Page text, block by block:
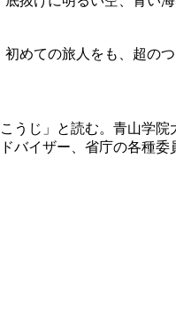
めての旅人をも、超の
うじ」と読む。青山学
バイザー、省庁の各種